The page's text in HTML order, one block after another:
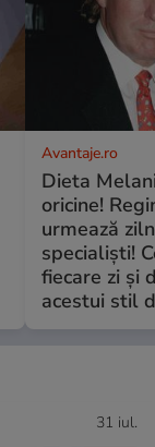
Avantaje.ro
Dieta
oricine!
urmează
specialiști!
fiecare zi și
acestui stil
31 iul.